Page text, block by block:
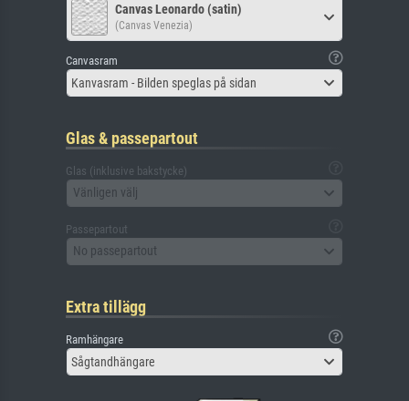
Canvas Leonardo (satin)
(Canvas Venezia)
Canvasram
Kanvasram - Bilden speglas på sidan
Glas & passepartout
Glas (inklusive bakstycke)
Vänligen välj
Passepartout
No passepartout
Extra tillägg
Ramhängare
Sågtandhängare